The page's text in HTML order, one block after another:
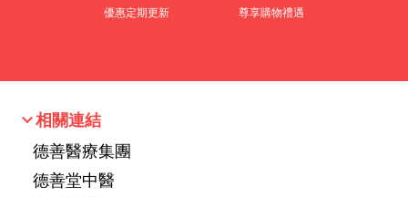
優惠定期更新 尊享購物禮遇
keyboard_arrow_down相關連結
德善醫療集團
德善堂中醫